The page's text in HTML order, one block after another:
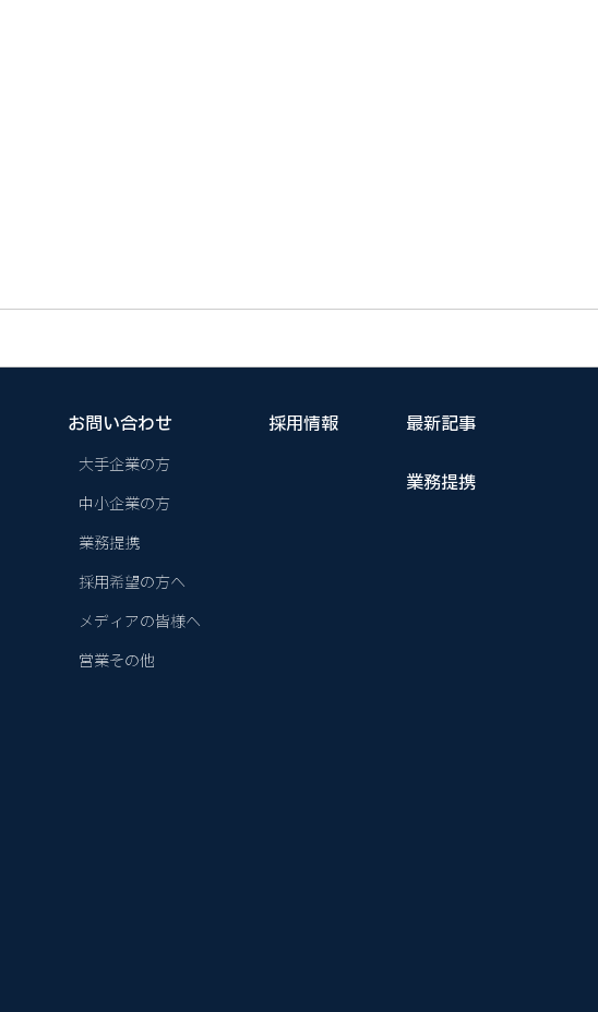
お問い合わせ
大手企業の方
中小企業の方
業務提携
採用希望の方へ
メディアの皆様へ
営業その他
採用情報 最新記事
業務提携